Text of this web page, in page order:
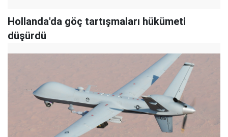
Hollanda'da göç tartışmaları hükümeti
düşürdü